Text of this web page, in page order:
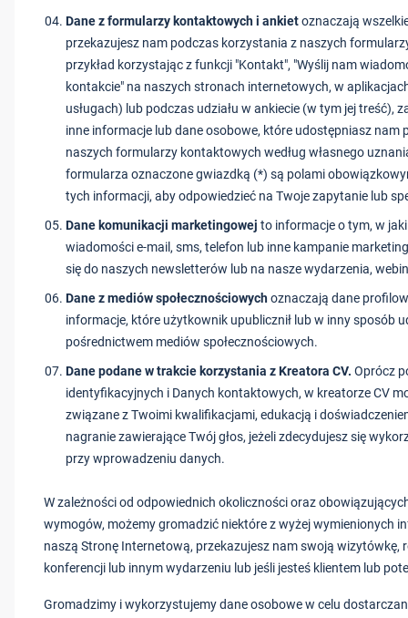
Dane z formularzy kontaktowych i ankietoznaczają
przekazujesz nam podczas korzystania z naszych
przykład korzystając z funkcji "Kontakt", "Wyślij nam
kontakcie" na naszych stronach internetowych, w
usługach) lub podczas udziału w ankiecie (w tym jej treść),
inne informacje lub dane osobowe, które udostępniasz nam
naszych formularzy kontaktowych według własnego
formularza oznaczone gwiazdką (*) są polami
tych informacji, aby odpowiedzieć na Twoje zapytanie lub
Dane komunikacji marketingowej to informacje o tym, w
wiadomości e-mail, sms, telefon lub inne kampanie
się do naszych newsletterów lub na nasze wydarzenia,
Dane z mediów społecznościowychoznaczają dane
informacje, które użytkownik upublicznił lub w inny sposób
pośrednictwem mediów społecznościowych.
Dane podane w trakcie korzystania z Kreatora CV. Oprócz
identyfikacyjnych i Danych kontaktowych, w kreatorze CV
związane z Twoimi kwalifikacjami, edukacją i
nagranie zawierające Twój głos, jeżeli zdecydujesz się
przy wprowadzeniu danych.
W zależności od odpowiednich okoliczności oraz
wymogów, możemy gromadzić niektóre z wyżej wymienionych
naszą Stronę Internetową, przekazujesz nam swoją wizytówkę,
konferencji lub innym wydarzeniu lub jeśli jesteś klientem lub
Gromadzimy i wykorzystujemy dane osobowe w celu